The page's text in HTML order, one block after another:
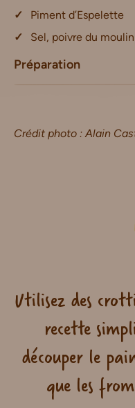
Piment d’Espelette
Sel, poivre du moulin
Préparation
Crédit photo : Alain
Utilisez des
recette
découper le
que les